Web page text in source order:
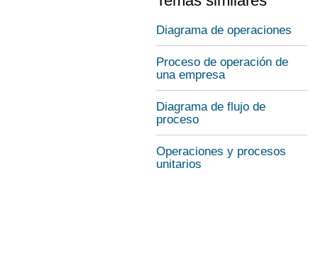
Diagrama de operaciones
Proceso de operación de
una empresa
Diagrama de flujo de
proceso
Operaciones y procesos
unitarios